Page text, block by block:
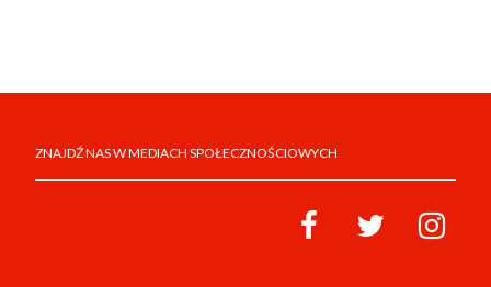
ZNAJDŹ NAS W MEDIACH SPOŁECZNOŚCIOWYCH